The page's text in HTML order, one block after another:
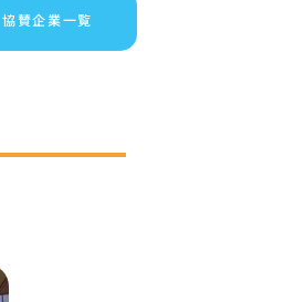
協賛企業一覧